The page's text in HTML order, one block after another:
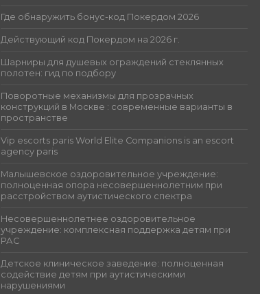
Где обнаружить бонус-код Покердом 2026
Действующий код Покердом на 2026 г.
Шарниры для душевых ограждений стеклянных
полотен: гид по подбору
Поворотные механизмы для прозрачных
конструкций в Москве : современные варианты в
пространстве
Vip escorts paris World Elite Companions is an escort
agency paris
Малышевское оздоровительное учреждение:
полноценная опора несовершеннолетним при
расстройством аутистического спектра
Несовершеннолетнее оздоровительное
учреждение: комплексная поддержка детям при
РАС
Детское клиническое заведение: полноценная
содействие детям при аутистическими
нарушениями